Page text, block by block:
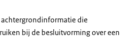
achtergrondinformatie die
bij de besluitvorming over een